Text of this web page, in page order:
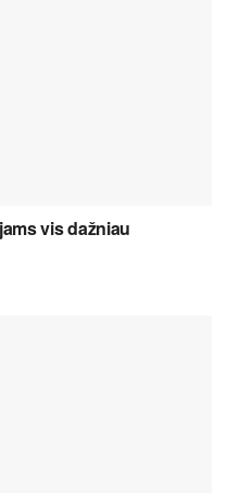
vis dažniau